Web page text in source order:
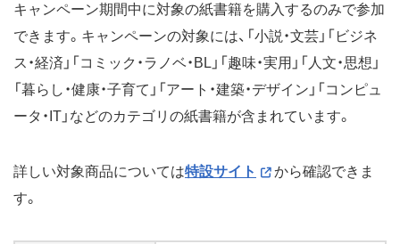
キャンペーン期間中に対象の紙書籍を購入するのみで参加
できます。キャンペーンの対象には、「小説・文芸」「ビジネ
ス・経済」「コミック・ラノベ・BL」「趣味・実用」「人文・思想」
「暮らし・健康・子育て」「アート・建築・デザイン」「コンピュ
ータ・IT」などのカテゴリの紙書籍が含まれています。
詳しい対象商品については特設サイト
から確認できま
す。